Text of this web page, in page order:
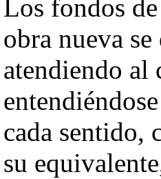
Los fondos
obra nueva
atendiendo
cada sentido,
su